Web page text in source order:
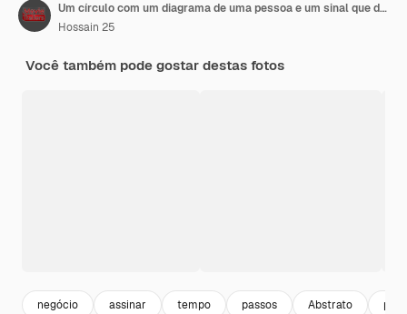
Um círculo com um diagrama de uma pessoa e um sinal que diz diário
Hossain 25
Você também pode gostar destas fotos
negócio assinar tempo passos Abstrato